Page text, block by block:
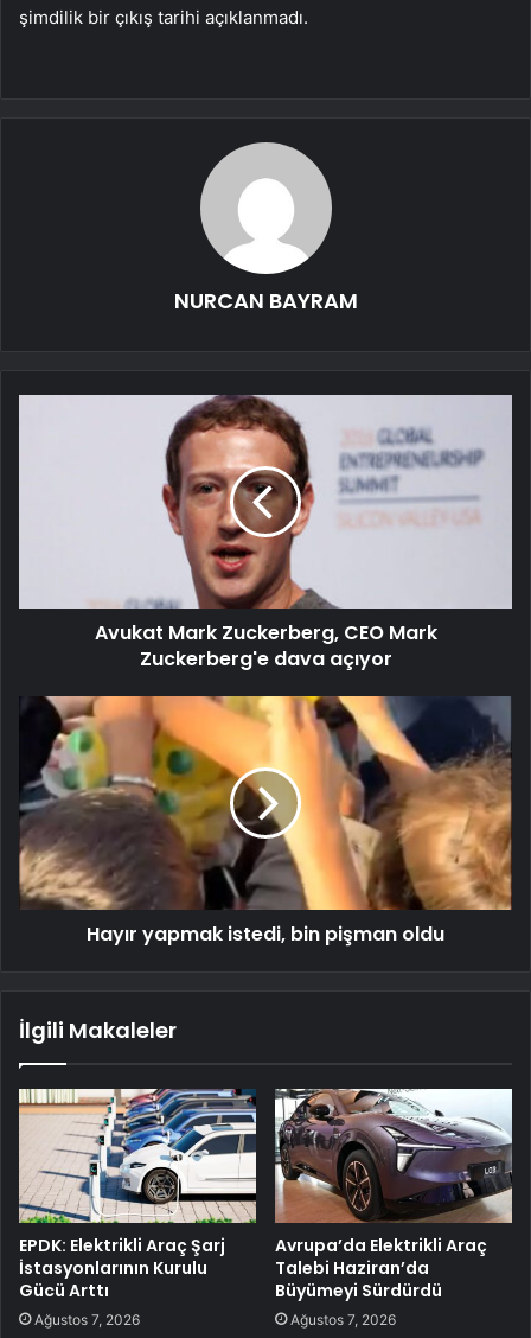
şimdilik bir çıkış tarihi açıklanmadı.
NURCAN BAYRAM
Avukat Mark Zuckerberg, CEO Mark
Zuckerberg'e dava açıyor
Hayır yapmak istedi, bin pişman oldu
İlgili Makaleler
EPDK: Elektrikli Araç Şarj
İstasyonlarının Kurulu
Gücü Arttı
Ağustos 7, 2026
Avrupa’da Elektrikli Araç
Talebi Haziran’da
Büyümeyi Sürdürdü
Ağustos 7, 2026